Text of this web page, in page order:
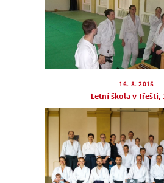
16. 8. 2015
Letní škola v Třešti,